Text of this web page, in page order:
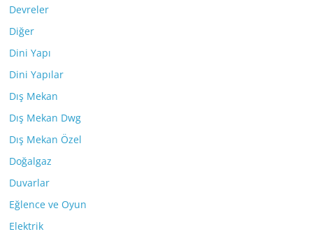
Devreler
Diğer
Dini Yapı
Dini Yapılar
Dış Mekan
Dış Mekan Dwg
Dış Mekan Özel
Doğalgaz
Duvarlar
Eğlence ve Oyun
Elektrik